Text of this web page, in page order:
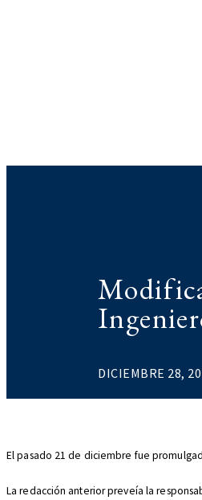
DICIEMBRE 28,
El pasado 21 de diciembre fue
La redacción anterior preveía la